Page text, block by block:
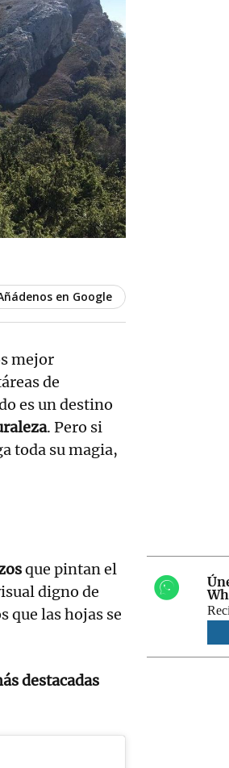
en Google
mejor
de
es un destino
. Pero si
toda su magia,
que pintan el
digno de
que las hojas se
destacadas